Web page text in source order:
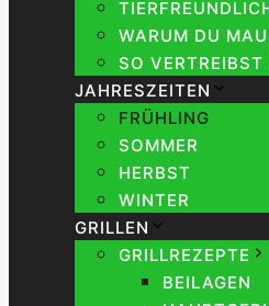
WARUM DU
SO
JAHRESZEITEN
FRÜHLING
SOMMER
HERBST
WINTER
GRILLEN
GRILLREZEPTE
BEILAGEN